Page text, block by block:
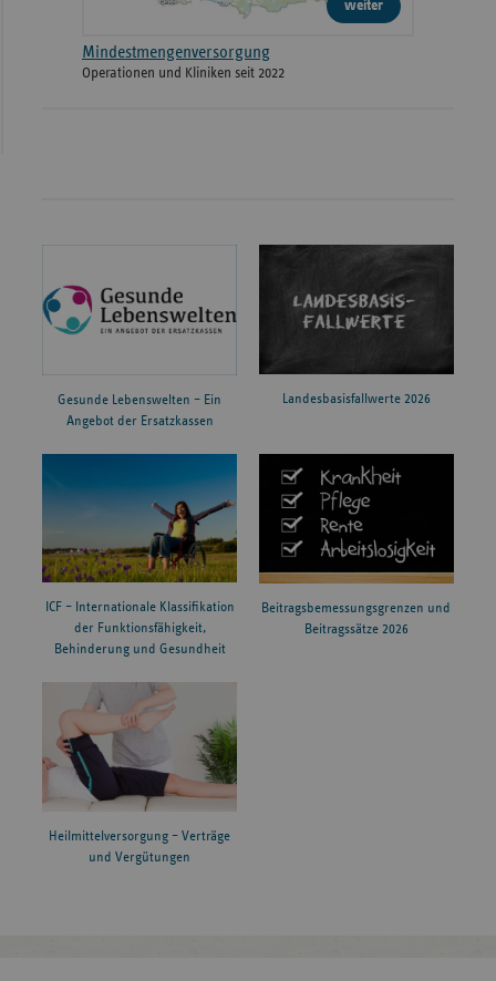
weiter
Mindestmengenversorgung
Operationen und Kliniken seit 2022
Gesunde Lebenswelten – Ein
Angebot der Ersatzkassen
Landesbasisfallwerte 2026
ICF – Internationale Klassifikation
der Funktionsfähigkeit,
Behinderung und Gesundheit
Beitragsbemessungsgrenzen und
Beitragssätze 2026
Heilmittelversorgung – Verträge
und Vergütungen